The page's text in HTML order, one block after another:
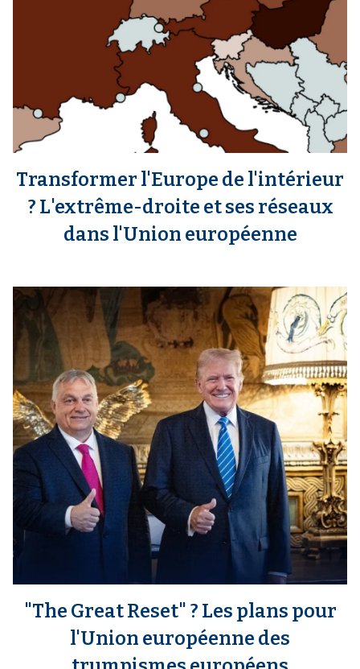
Transformer l'Europe de l'intérieur
? L'extrême-droite et ses réseaux
dans l'Union européenne
m
a
"The Great Reset" ? Les plans pour
l'Union européenne des